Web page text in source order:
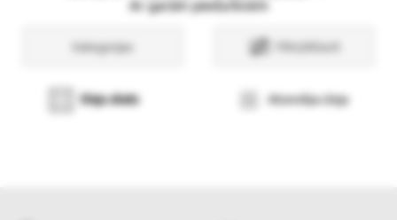
Ar garām piedurknēm
Kategorijas Filtri/Atlasīt
Sleju skats Atsevišķa sleja